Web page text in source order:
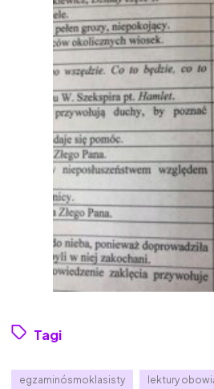
Tagi
egzaminósmoklasisty lektury